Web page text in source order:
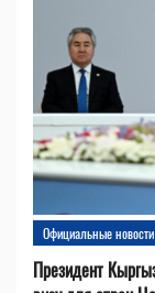
Официальные новости
Президент